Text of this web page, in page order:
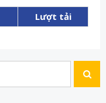
Lượt tải